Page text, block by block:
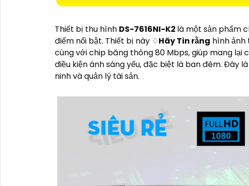
Thiết bị thu hình DS-7616NI-K2 là một sản phẩm
điểm nổi bật. Thiết bị này ♢Hãy Tin rằng hình ảnh
cùng với chip băng thông 80 Mbps, giúp mang
điều kiện ánh sáng yếu, đặc biệt là ban đêm. Đây
ninh và quản lý tài sản.